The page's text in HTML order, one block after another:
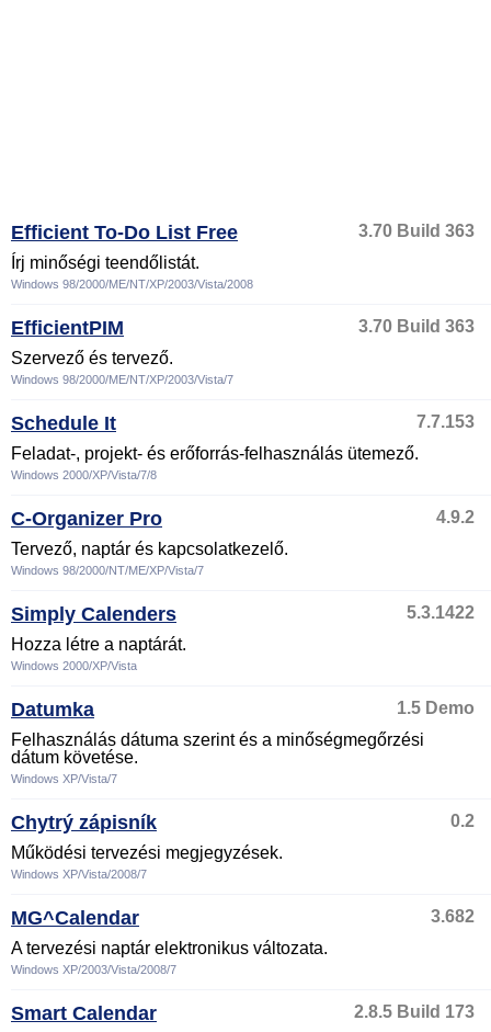
Efficient To-Do List Free
3.70 Build 363
Írj minőségi teendőlistát.
Windows 98/2000/ME/NT/XP/2003/Vista/2008
EfficientPIM
3.70 Build 363
Szervező és tervező.
Windows 98/2000/ME/NT/XP/2003/Vista/7
Schedule It
7.7.153
Feladat-, projekt- és erőforrás-felhasználás ütemező.
Windows 2000/XP/Vista/7/8
C-Organizer Pro
4.9.2
Tervező, naptár és kapcsolatkezelő.
Windows 98/2000/NT/ME/XP/Vista/7
Simply Calenders
5.3.1422
Hozza létre a naptárát.
Windows 2000/XP/Vista
Datumka
1.5 Demo
Felhasználás dátuma szerint és a minőségmegőrzési
dátum követése.
Windows XP/Vista/7
Chytrý zápisník
0.2
Működési tervezési megjegyzések.
Windows XP/Vista/2008/7
MG^Calendar
3.682
A tervezési naptár elektronikus változata.
Windows XP/2003/Vista/2008/7
Smart Calendar
2.8.5 Build 173